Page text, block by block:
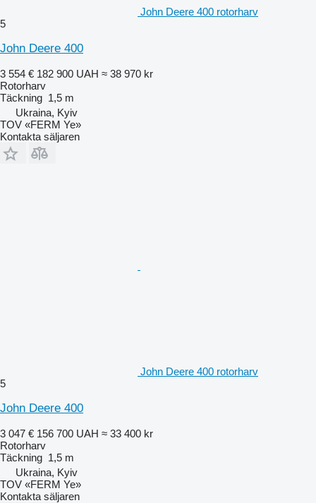
John Deere 400 rotorharv
5
John Deere 400
3 554 € 182 900 UAH ≈ 38 970 kr
Rotorharv
Täckning 1,5 m
Ukraina, Kyiv
TOV «FERM Ye»
Kontakta säljaren
John Deere 400 rotorharv
5
John Deere 400
3 047 € 156 700 UAH ≈ 33 400 kr
Rotorharv
Täckning 1,5 m
Ukraina, Kyiv
TOV «FERM Ye»
Kontakta säljaren